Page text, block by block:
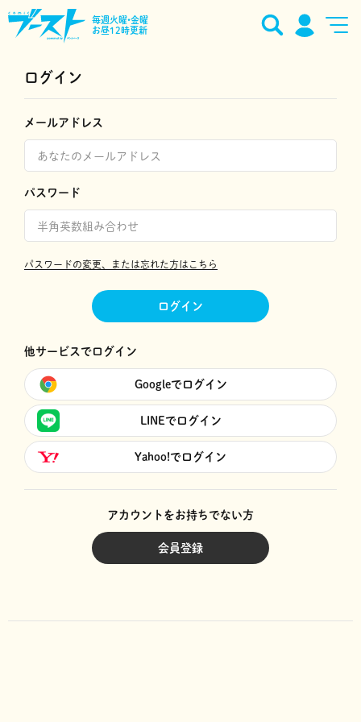
毎週火曜•金曜
お昼12時更新
ログイン
メールアドレス
パスワード
パスワードの変更、または忘れた方はこちら
ログイン
他サービスでログイン
Googleでログイン
LINEでログイン
Yahoo!でログイン
アカウントをお持ちでない方
会員登録